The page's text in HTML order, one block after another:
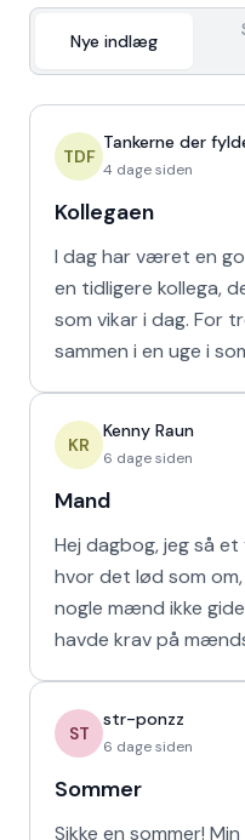
Nye indlæg
TDF
Tankerne der
4 dage siden
Kollegaen
I dag har været en
en tidligere kollega,
som vikar i dag. For tre uger siden arbejdede vi
sammen i en uge i
KR
Kenny Raun
6 dage siden
Mand
Hej dagbog, jeg så
hvor det lød som
nogle mænd ikke
havde krav på mænds tid. Hver gang
ST
str-ponzz
6 dage siden
Sommer
Sikke en sommer!